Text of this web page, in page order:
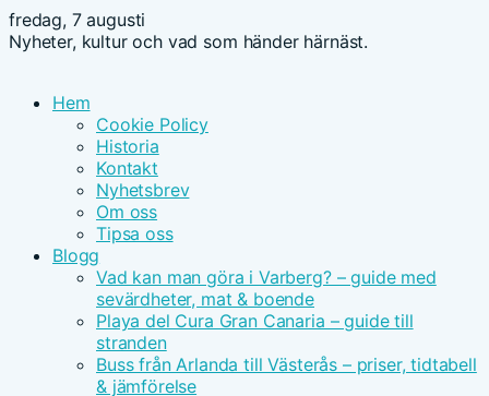
fredag, 7 augusti
Nyheter, kultur och vad som händer härnäst.
Hem
Cookie Policy
Historia
Kontakt
Nyhetsbrev
Om oss
Tipsa oss
Blogg
Vad kan man göra i Varberg? – guide med
sevärdheter, mat & boende
Playa del Cura Gran Canaria – guide till
stranden
Buss från Arlanda till Västerås – priser, tidtabell
& jämförelse